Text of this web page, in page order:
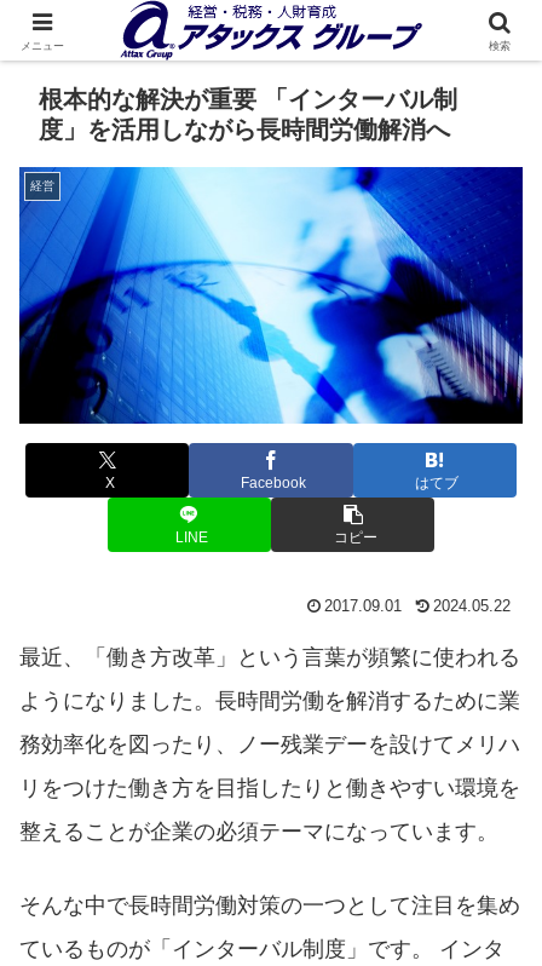
根本的な解決が重要 「インターバル制
度」を活用しながら長時間労働解消へ
経営
X Facebook はてブ
LINE コピー
2017.09.01 2024.05.22
最近、「働き方改革」という言葉が頻繁に使われる
ようになりました。長時間労働を解消するために業
務効率化を図ったり、ノー残業デーを設けてメリハ
リをつけた働き方を目指したりと働きやすい環境を
整えることが企業の必須テーマになっています。
そんな中で長時間労働対策の一つとして注目を集め
ているものが「インターバル制度」です。 インタ
メニュー 検索